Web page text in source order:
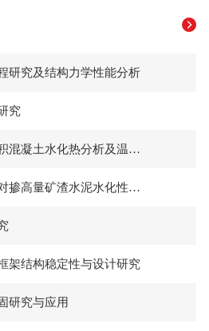
研究及结构力学性能分析
究
高层建筑基础底板大体积混凝土水化热分析及温控方案优化
蒸压加气混凝土废弃物对掺高量矿渣水泥水化性能的影响机理
架结构稳定性与设计研究
研究与应用